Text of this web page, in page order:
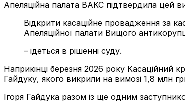
Апеляційна палата ВАКС підтвердила цей
Відкрити касаційне провадження за
Апеляційної палати Вищого
– ідеться в рішенні суду.
Наприкінці березня 2026 року Касаційний
Гайдуку, якого викрили на вимозі 1,8 млн
Ігоря Гайдука разом із ще одним